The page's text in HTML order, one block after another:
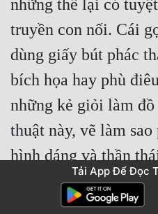
những thế lại có
truyền con nối. Cái
dùng giấy bút phác
bích họa hay phù
những kẻ giỏi làm
thuật này, vẽ làm
hình dáng và thần
người khác nghĩ giả
bức bích họa trong
Tải App Để Đọc